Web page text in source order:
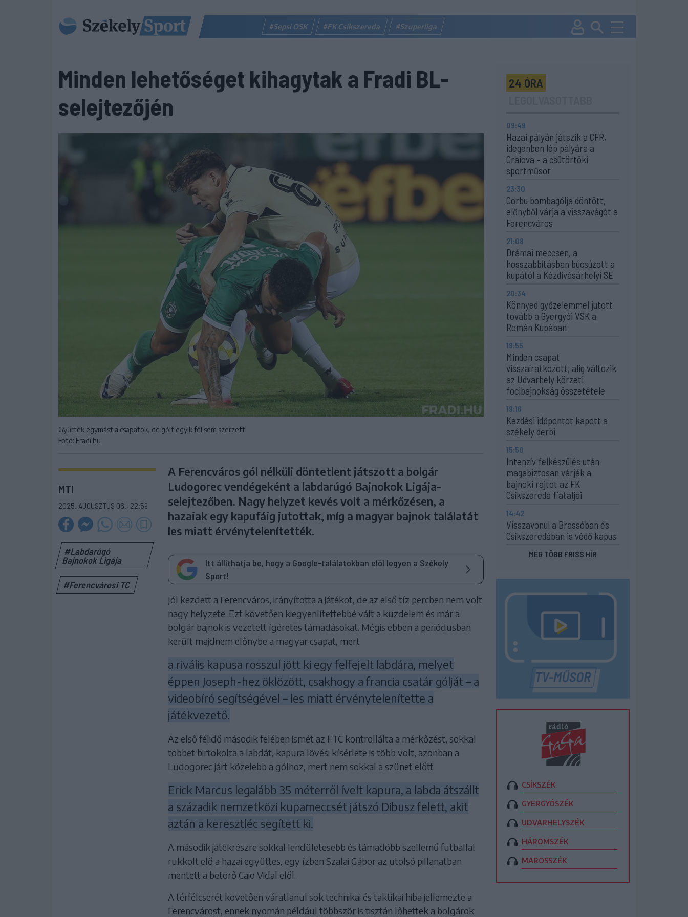
#Sepsi OSK #FK Csíkszereda #Szuperliga
Minden lehetőséget kihagytak a Fradi BL-
selejtezőjén
Gyűrték egymást a csapatok, de gólt egyik fél sem szerzett
Fotó: Fradi.hu
MTI
2025. AUGUSZTUS 06., 22:59
#Labdarúgó
Bajnokok Ligája
#Ferencvárosi TC
A Ferencváros gól nélküli döntetlent játszott a bolgár
Ludogorec vendégeként a labdarúgó Bajnokok Ligája-
selejtezőben. Nagy helyzet kevés volt a mérkőzésen, a
hazaiak egy kapufáig jutottak, míg a magyar bajnok találatát
les miatt érvénytelenítették.
Itt állíthatja be, hogy a Google-találatokban elöl legyen a Székely
Sport!
Jól kezdett a Ferencváros, irányította a játékot, de az első tíz percben nem volt
nagy helyzete. Ezt követően kiegyenlítettebbé vált a küzdelem és már a
bolgár bajnok is vezetett ígéretes támadásokat. Mégis ebben a periódusban
került majdnem előnybe a magyar csapat, mert
a rivális kapusa rosszul jött ki egy felfejelt labdára, melyet
éppen Joseph-hez öklözött, csakhogy a francia csatár gólját – a
videobíró segítségével – les miatt érvénytelenítette a
játékvezető.
Az első félidő második felében ismét az FTC kontrollálta a mérkőzést, sokkal
többet birtokolta a labdát, kapura lövési kísérlete is több volt, azonban a
Ludogorec járt közelebb a gólhoz, mert nem sokkal a szünet előtt
Erick Marcus legalább 35 méterről ívelt kapura, a labda átszállt
a századik nemzetközi kupameccsét játszó Dibusz felett, akit
aztán a keresztléc segített ki.
A második játékrészre sokkal lendületesebb és támadóbb szellemű futballal
rukkolt elő a hazai együttes, egy ízben Szalai Gábor az utolsó pillanatban
mentett a betörő Caio Vidal elől.
A térfélcserét követően váratlanul sok technikai és taktikai hiba jellemezte a
Ferencvárost, ennek nyomán például többször is tisztán lőhettek a bolgárok
24 ÓRA
09:49
Hazai pályán játszik a CFR,
idegenben lép pályára a
Craiova – a csütörtöki
sportműsor
23:30
Corbu bombagólja döntött,
előnyből várja a visszavágót a
Ferencváros
21:08
Drámai meccsen, a
hosszabbításban búcsúzott a
kupától a Kézdivásárhelyi SE
20:34
Könnyed győzelemmel jutott
tovább a Gyergyói VSK a
Román Kupában
19:55
Minden csapat
visszaíratkozott, alig változik
az Udvarhely körzeti
focibajnokság összetétele
19:16
Kezdési időpontot kapott a
székely derbi
15:50
Intenzív felkészülés után
magabiztosan várják a
bajnoki rajtot az FK
Csíkszereda fiataljai
14:42
Visszavonul a Brassóban és
Csíkszeredában is védő kapus
MÉG TÖBB FRISS HÍR
CSÍKSZÉK
GYERGYÓSZÉK
UDVARHELYSZÉK
HÁROMSZÉK
MAROSSZÉK